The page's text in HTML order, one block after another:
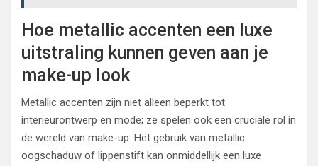
Hoe metallic accenten een luxe
uitstraling kunnen geven aan je
make-up look
Metallic accenten zijn niet alleen beperkt tot
interieurontwerp en mode; ze spelen ook een cruciale rol in
de wereld van make-up. Het gebruik van metallic
oogschaduw of lippenstift kan onmiddellijk een luxe